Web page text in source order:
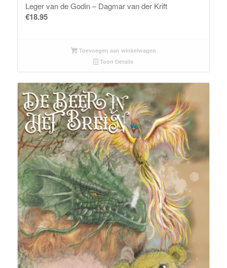
Leger van de Godin – Dagmar van der Krift
€18.95
Toevoegen aan winkelwagen
Toon Details